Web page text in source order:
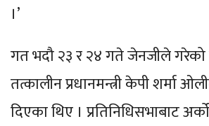
।’
गत भदौ २३ र २४ गते जेनजीले गरेको
तत्कालीन प्रधानमन्त्री केपी शर्मा
दिएका थिए । प्रतिनिधिसभाबाट